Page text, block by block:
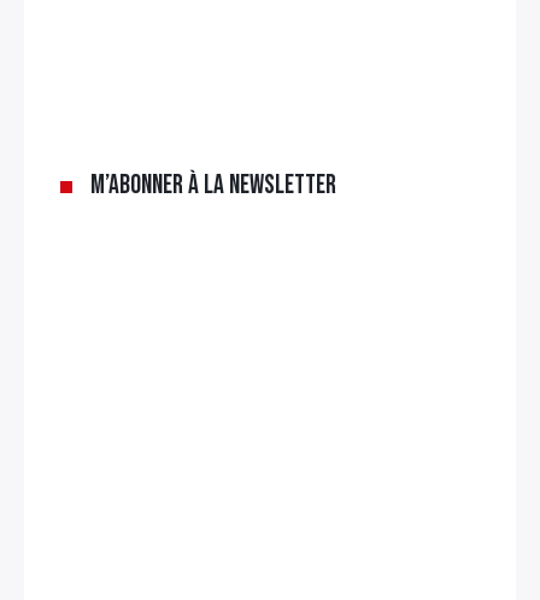
M’abonner à la newsletter